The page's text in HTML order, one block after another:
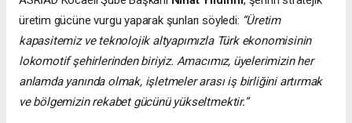
üretim gücüne vurgu yaparak şunları söyledi: “Üretim
kapasitemiz ve teknolojik altyapımızla Türk ekonomisinin
lokomotif şehirlerinden biriyiz. Amacımız, üyelerimizin her
anlamda yanında olmak, işletmeler arası iş birliğini artırmak
ve bölgemizin rekabet gücünü yükseltmektir.”